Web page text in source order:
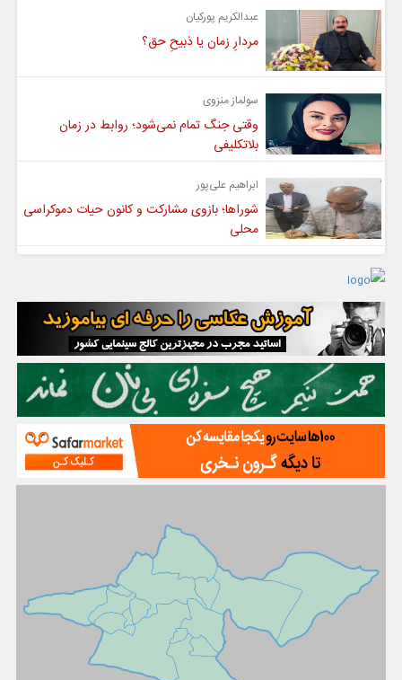
عبدالکریم پورکیان
مردارِ زمان یا ذبیحِ حق؟
سولماز منزوی
وقتی جنگ تمام نمی‌شود؛ روابط در زمان
بلاتکلیفی
ابراهیم علی‌پور
شوراها؛ بازوی مشارکت و کانون حیات دموکراسی
محلی